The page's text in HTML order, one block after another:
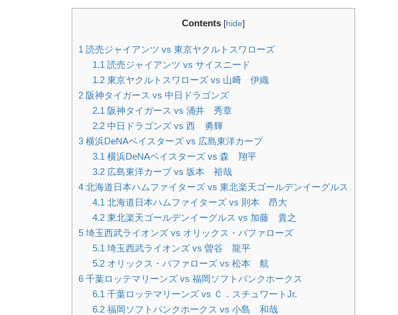
Contents [hide]
1 読売ジャイアンツ vs 東京ヤクルトスワローズ
1.1 読売ジャイアンツ vs サイスニード
1.2東京ヤクルトスワローズ vs 山﨑 伊織
2 阪神タイガース vs 中日ドラゴンズ
2.1 阪神タイガース vs 涌井 秀章
2.2中日ドラゴンズ vs 西 勇輝
3 横浜DeNAベイスターズ vs 広島東洋カープ
3.1 横浜DeNAベイスターズ vs 森 翔平
3.2広島東洋カープ vs 坂本 裕哉
4 北海道日本ハムファイターズ vs 東北楽天ゴールデンイーグルス
4.1 北海道日本ハムファイターズ vs 則本 昂大
4.2東北楽天ゴールデンイーグルス vs 加藤 貴之
5 埼玉西武ライオンズ vs オリックス・バファローズ
5.1 埼玉西武ライオンズ vs 曽谷 龍平
5.2オリックス・バファローズ vs 松本 航
6 千葉ロッテマリーンズ vs 福岡ソフトバンクホークス
6.1 千葉ロッテマリーンズ vs Ｃ．スチュワートJr.
6.2福岡ソフトバンクホークス vs 小島 和哉